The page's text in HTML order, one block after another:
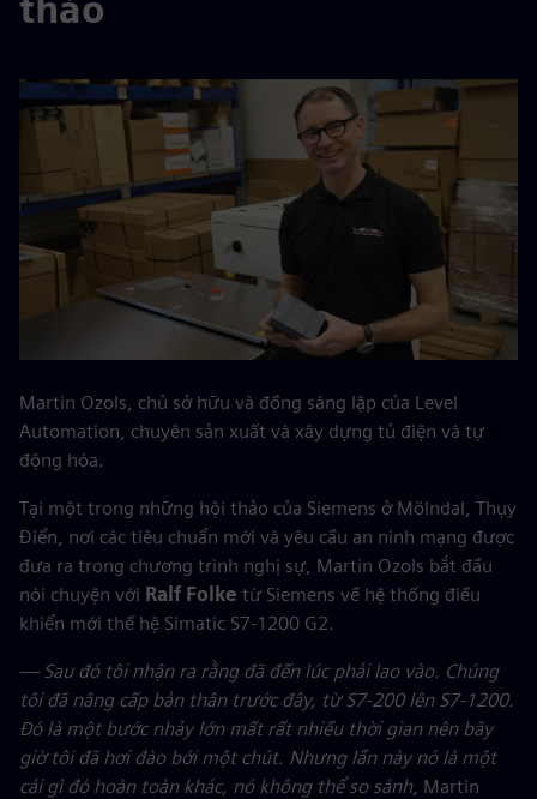
Martin Ozols, chủ sở hữu và đồng sáng lập của Level
Automation, chuyên sản xuất và xây dựng tủ điện và tự
động hóa.
Tại một trong những hội thảo của Siemens ở Mölndal, Thụy
Điển, nơi các tiêu chuẩn mới và yêu cầu an ninh mạng được
đưa ra trong chương trình nghị sự, Martin Ozols bắt đầu
nói chuyện với Ralf Folke từ Siemens về hệ thống điều
khiển mới thế hệ Simatic S7-1200 G2.
— Sau đó tôi nhận ra rằng đã đến lúc phải lao vào. Chúng
tôi đã nâng cấp bản thân trước đây, từ S7-200 lên S7-1200.
Đó là một bước nhảy lớn mất rất nhiều thời gian nên bây
giờ tôi đã hơi đào bới một chút. Nhưng lần này nó là một
cái gì đó hoàn toàn khác, nó không thể so sánh, Martin